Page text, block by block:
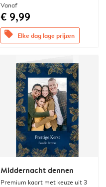
Vanaf
€ 9,99
offers Elke dag lage prijzen
Middernacht dennen
Premium kaart met keuze uit 3